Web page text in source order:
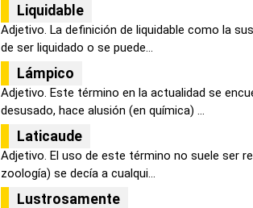
Liquidable
Adjetivo. La definición de liquidable como la
de ser liquidado o se puede...
Lámpico
Adjetivo. Este término en la actualidad se
desusado, hace alusión (en química) ...
Laticaude
Adjetivo. El uso de este término no suele ser
zoología) se decía a cualqui...
Lustrosamente